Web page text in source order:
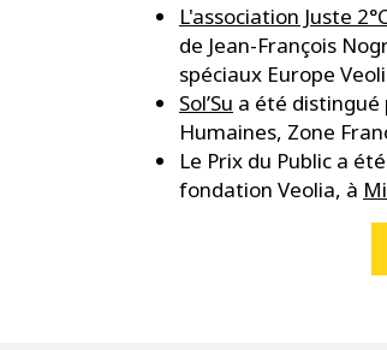
L'association Juste
de Jean-François
spéciaux Europe
Sol’Su a été distingué
Humaines, Zone
Le Prix du Public a
fondation Veolia, à